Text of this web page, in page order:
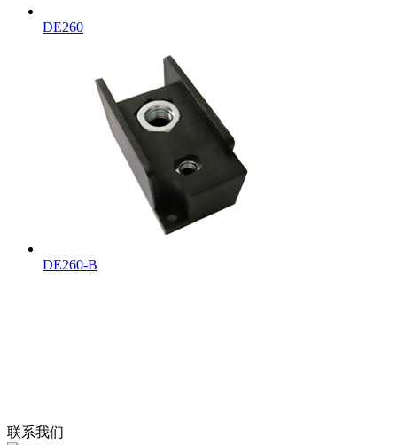
DE260
DE260-B
联系我们